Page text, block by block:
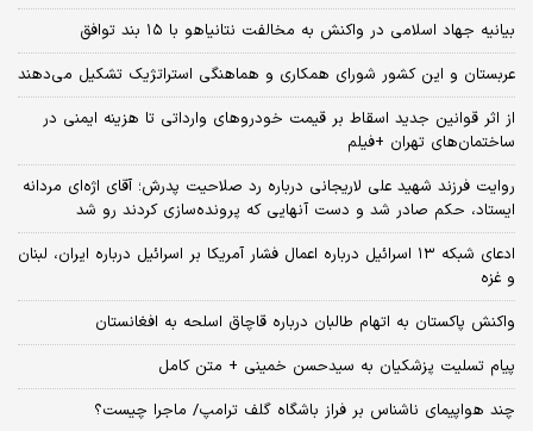
بیانیه جهاد اسلامی در واکنش به مخالفت نتانیاهو با ۱۵ بند توافق
عربستان و این کشور شورای همکاری و هماهنگی استراتژیک تشکیل می‌دهند
از اثر قوانین جدید اسقاط بر قیمت خودروهای وارداتی تا هزینه ایمنی در
ساختمان‌های تهران +فیلم
روایت فرزند شهید علی لاریجانی درباره رد صلاحیت پدرش؛ آقای اژه‌ای مردانه
ایستاد، حکم صادر شد و دست آنهایی که پرونده‌سازی کردند رو شد
ادعای شبکه ۱۳ اسرائیل درباره اعمال فشار آمریکا بر اسرائیل درباره ایران، لبنان
و غزه
واکنش پاکستان به اتهام طالبان درباره قاچاق اسلحه به افغانستان
پیام تسلیت پزشکیان به سیدحسن خمینی + متن کامل
چند هواپیمای ناشناس بر فراز باشگاه گلف ترامپ/ ماجرا چیست؟